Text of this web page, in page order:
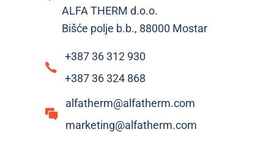
ALFA THERM d.o.o.
Bišće polje b.b., 88000 Mostar
+387 36 312 930
+387 36 324 868
alfatherm@alfatherm.com
marketing@alfatherm.com